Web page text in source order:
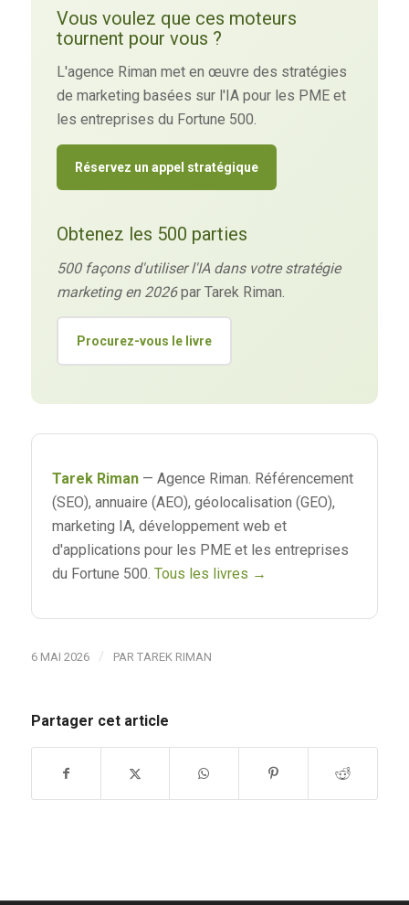
Vous voulez que ces moteurs
tournent pour vous ?
L'agence Riman met en œuvre des stratégies
de marketing basées sur l'IA pour les PME et
les entreprises du Fortune 500.
Réservez un appel stratégique
Obtenez les 500 parties
500 façons d'utiliser l'IA dans votre stratégie
marketing en 2026par Tarek Riman.
Procurez-vous le livre
Tarek Riman— Agence Riman. Référencement
(SEO), annuaire (AEO), géolocalisation (GEO),
marketing IA, développement web et
d'applications pour les PME et les entreprises
du Fortune 500. Tous les livres →
6 MAI 2026 / PAR TAREK RIMAN
Partager cet article